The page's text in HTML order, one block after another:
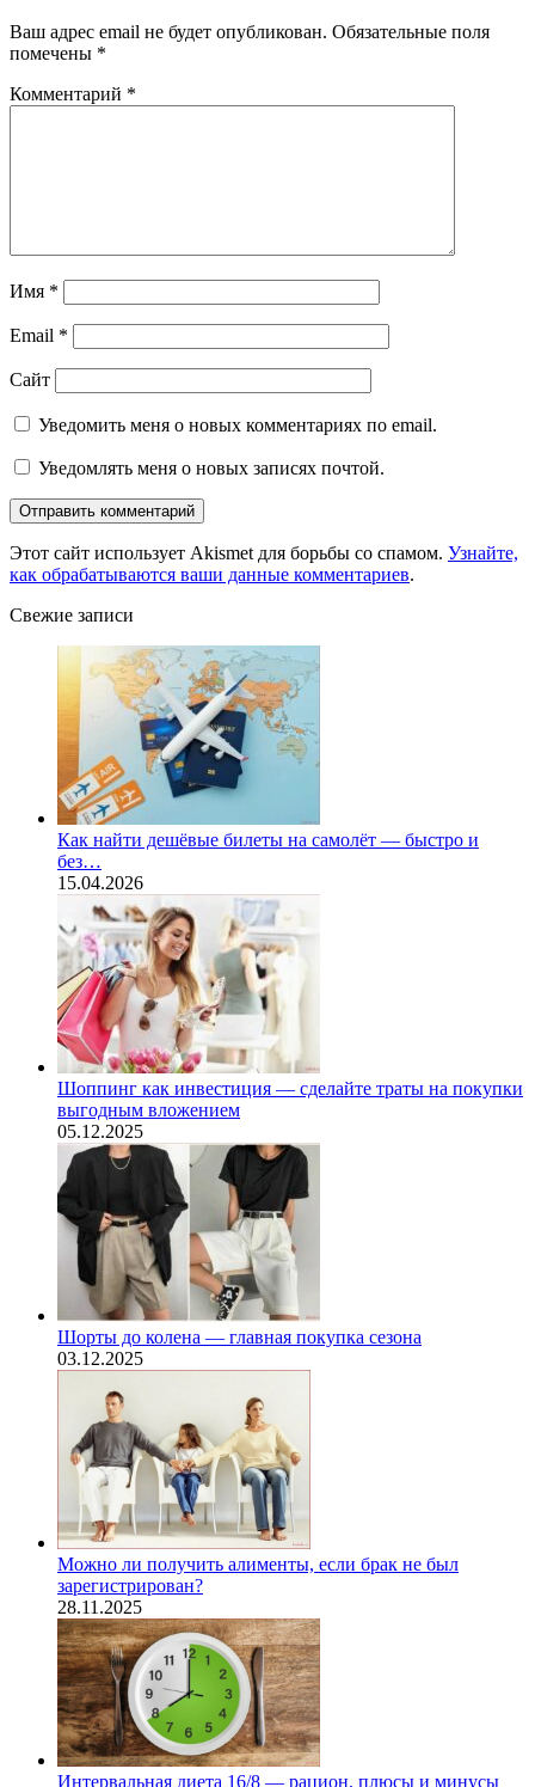
Ваш адрес email не будет опубликован. Обязательные поля
помечены *
Комментарий *
Имя *
Email *
Сайт
Уведомить меня о новых комментариях по email.
Уведомлять меня о новых записях почтой.
Этот сайт использует Akismet для борьбы со спамом. Узнайте,
как обрабатываются ваши данные комментариев.
Свежие записи
Как найти дешёвые билеты на самолёт — быстро и
без…
15.04.2026
Шоппинг как инвестиция — сделайте траты на покупки
выгодным вложением
05.12.2025
Шорты до колена — главная покупка сезона
03.12.2025
Можно ли получить алименты, если брак не был
зарегистрирован?
28.11.2025
Интервальная диета 16/8 — рацион, плюсы и минусы